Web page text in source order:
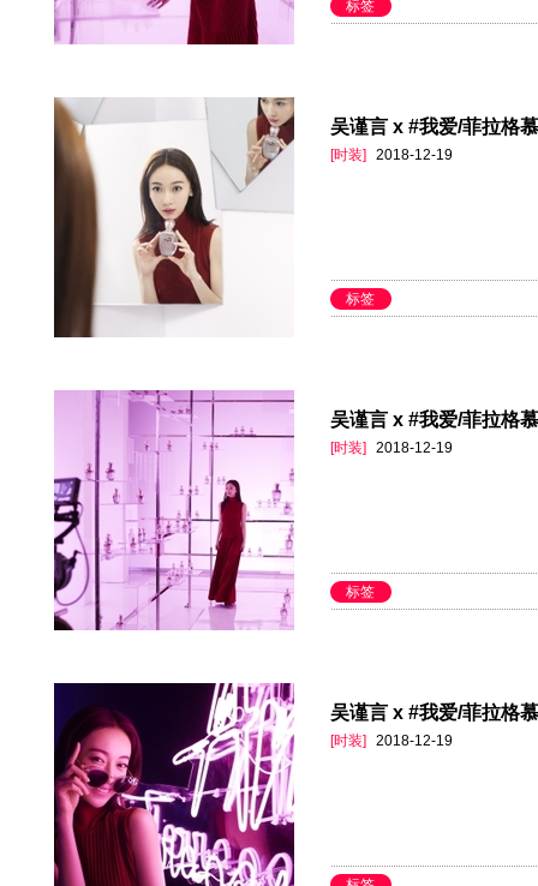
标签
吴谨言 x #我爱/菲拉格
[时装] 2018-12-19
标签
吴谨言 x #我爱/菲拉格
[时装] 2018-12-19
标签
吴谨言 x #我爱/菲拉格
[时装] 2018-12-19